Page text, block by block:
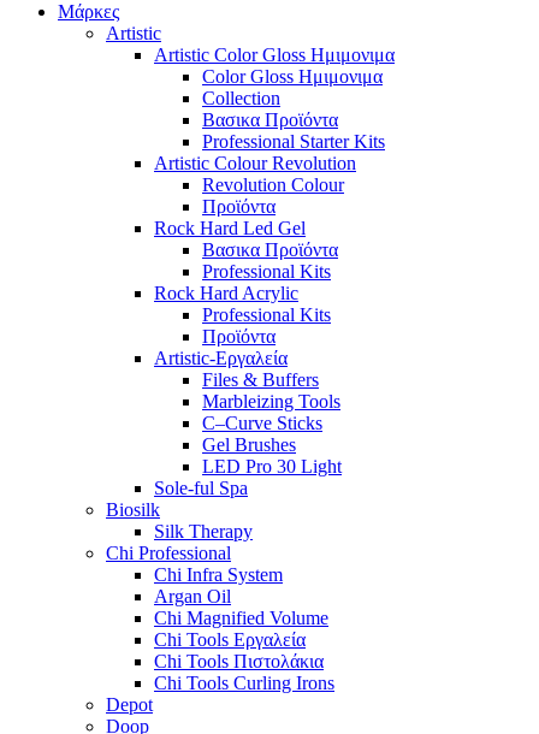
Μάρκες
Artistic
Artistic Color Gloss Ημιμονιμα
Color Gloss Ημιμονιμα
Collection
Βασικα Προϊόντα
Professional Starter Kits
Artistic Colour Revolution
Revolution Colour
Προϊόντα
Rock Hard Led Gel
Βασικα Προϊόντα
Professional Kits
Rock Hard Acrylic
Professional Kits
Προϊόντα
Artistic-Εργαλεία
Files & Buffers
Marbleizing Tools
C–Curve Sticks
Gel Brushes
LED Pro 30 Light
Sole-ful Spa
Biosilk
Silk Therapy
Chi Professional
Chi Infra System
Argan Oil
Chi Magnified Volume
Chi Tools Εργαλεία
Chi Tools Πιστολάκια
Chi Tools Curling Irons
Depot
Doop